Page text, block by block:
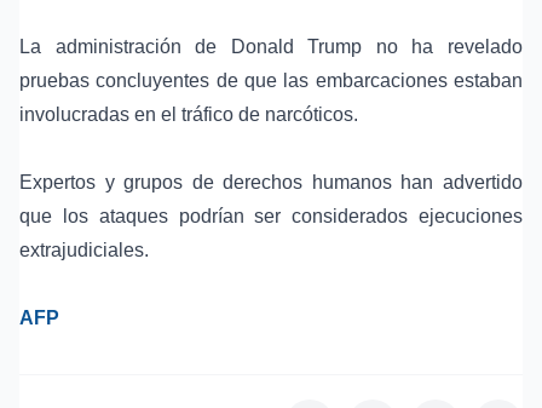
La administración de Donald Trump no ha revelado
pruebas concluyentes de que las embarcaciones estaban
involucradas en el tráfico de narcóticos.
Expertos ygrupos de derechos humanoshan advertido
que los ataques podrían ser considerados ejecuciones
extrajudiciales.
AFP